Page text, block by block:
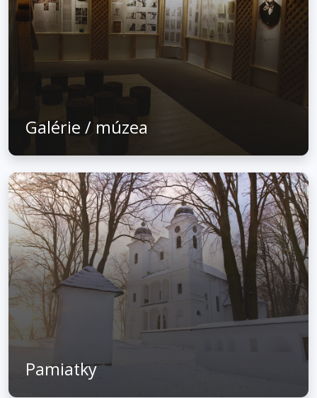
Galérie / múzea
Pamiatky